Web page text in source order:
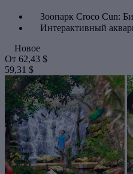
Зоопарк Croco Cun:
Интерактивный
Новое
От 62,43 $
59,31 $